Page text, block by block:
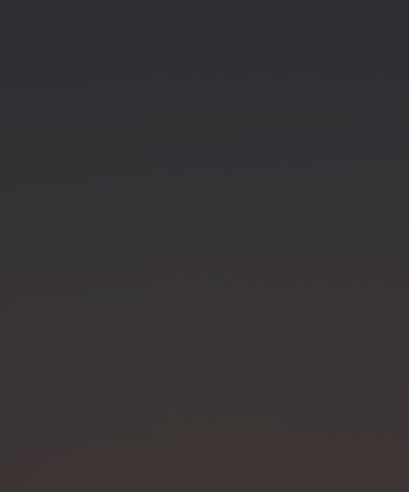
explodes into sing-